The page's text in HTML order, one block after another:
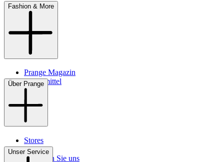
Fashion & More
Prange Magazin
Pflegemittel
Über Prange
Stores
Kontakt
So finden Sie uns
Unser Service